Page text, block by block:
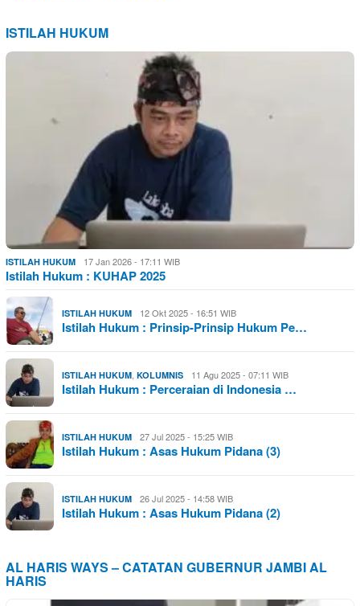
ISTILAH HUKUM
ISTILAH HUKUM 17 Jan 2026 - 17:11 WIB
Istilah Hukum : KUHAP 2025
ISTILAH HUKUM 12 Okt 2025 - 16:51 WIB
Istilah Hukum : Prinsip-Prinsip Hukum Pe…
ISTILAH HUKUM KOLUMNIS 11 Agu 2025 - 07:11 WIB
Istilah Hukum : Perceraian di Indonesia …
ISTILAH HUKUM 27 Jul 2025 - 15:25 WIB
Istilah Hukum : Asas Hukum Pidana (3)
ISTILAH HUKUM 26 Jul 2025 - 14:58 WIB
Istilah Hukum : Asas Hukum Pidana (2)
AL HARIS WAYS – CATATAN GUBERNUR JAMBI AL
HARIS